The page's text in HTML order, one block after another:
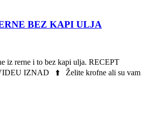
BEZ KAPI ULJA
iz rerne i to bez kapi ulja. RECEPT
IZNAD ⬆️ Želite krofne ali su vam